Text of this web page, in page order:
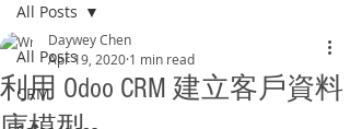
All Posts
CRM
All Posts
利用 Odoo CRM 建立客戶資料
Daywey Chen
Apr 19, 2020 1 min read